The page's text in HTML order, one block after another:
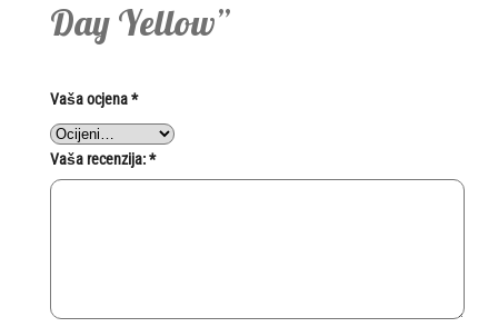
Day Yellow”
Vaša ocjena*
Vaša recenzija:*